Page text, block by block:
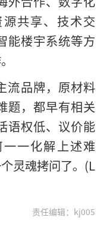
共享、技术交
能楼宇系统等方
流品牌，原材料
题，都早有相关
语权低、议价能
一化解上述难
灵魂拷问了。(L
责任编辑：kj005